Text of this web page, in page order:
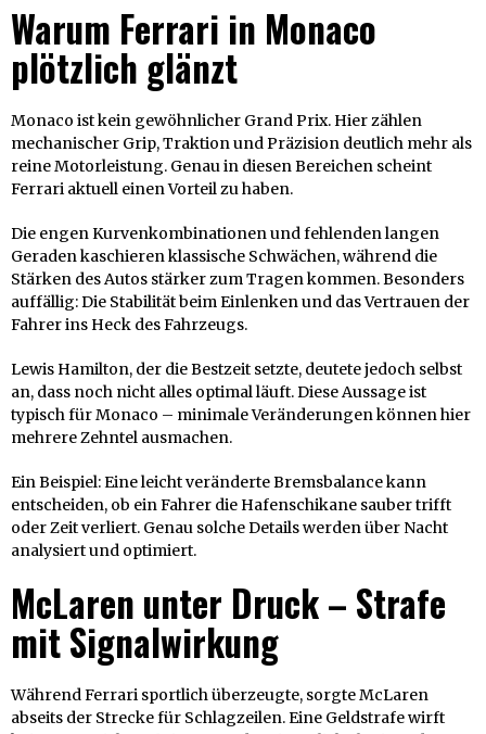
Warum Ferrari in Monaco
plötzlich glänzt
Monaco ist kein gewöhnlicher Grand Prix. Hier zählen
mechanischer Grip, Traktion und Präzision deutlich mehr als
reine Motorleistung. Genau in diesen Bereichen scheint
Ferrari aktuell einen Vorteil zu haben.
Die engen Kurvenkombinationen und fehlenden langen
Geraden kaschieren klassische Schwächen, während die
Stärken des Autos stärker zum Tragen kommen. Besonders
auffällig: Die Stabilität beim Einlenken und das Vertrauen der
Fahrer ins Heck des Fahrzeugs.
Lewis Hamilton, der die Bestzeit setzte, deutete jedoch selbst
an, dass noch nicht alles optimal läuft. Diese Aussage ist
typisch für Monaco – minimale Veränderungen können hier
mehrere Zehntel ausmachen.
Ein Beispiel: Eine leicht veränderte Bremsbalance kann
entscheiden, ob ein Fahrer die Hafenschikane sauber trifft
oder Zeit verliert. Genau solche Details werden über Nacht
analysiert und optimiert.
McLaren unter Druck – Strafe
mit Signalwirkung
Während Ferrari sportlich überzeugte, sorgte McLaren
abseits der Strecke für Schlagzeilen. Eine Geldstrafe wirft